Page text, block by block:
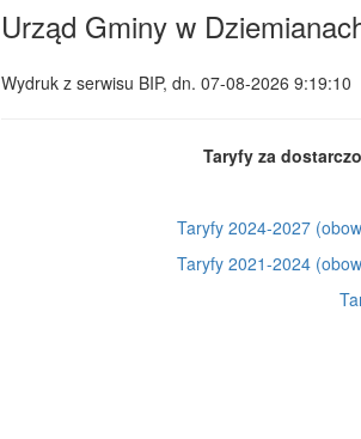
Urząd Gminy w
Wydruk z serwisu BIP, dn. 07-08-2026 9:19:10
Taryfy za
Taryfy 2024-2027
Taryfy 2021-2024